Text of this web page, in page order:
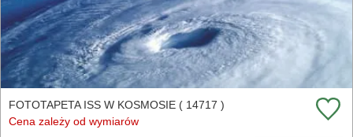
FOTOTAPETA ISS W KOSMOSIE ( 14717 )
Cena zależy od wymiarów